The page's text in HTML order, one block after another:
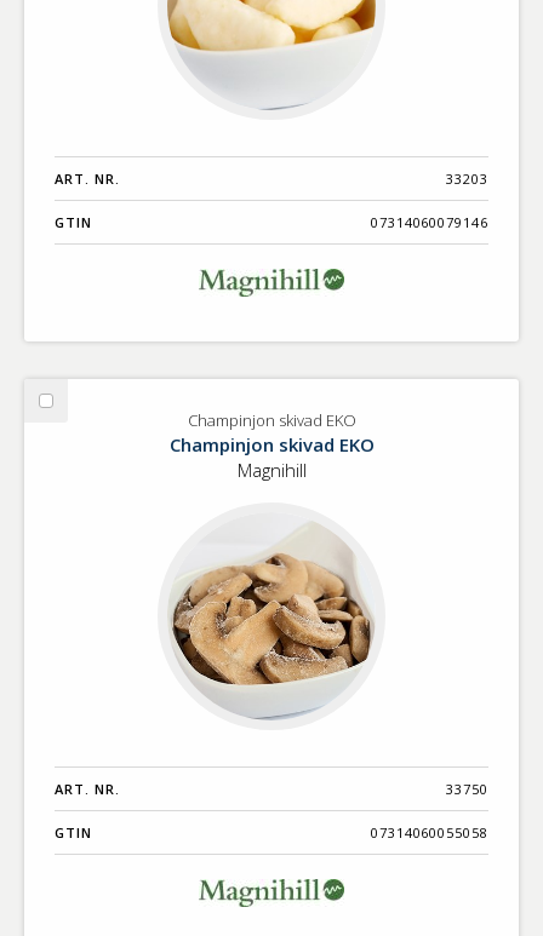
ART. NR. 33203
GTIN 07314060079146
Välj
Champinjon skivad EKO
Champinjon skivad EKO
Magnihill
ART. NR. 33750
GTIN 07314060055058